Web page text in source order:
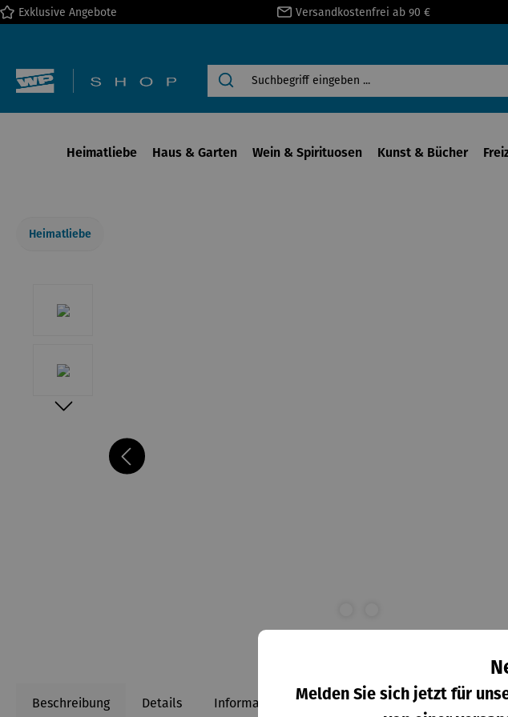
Zur Hauptnavigation springen
Exklusive Angebote Versandkostenfrei ab 90 €
Heimatliebe Haus & Garten Wein & Spirituosen Kunst & Bücher
Heimatliebe
Beschreibung Details Informationen zum Hersteller Bewertungen
Melden Sie sich jetzt für